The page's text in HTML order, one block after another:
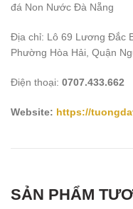
đá Non Nước Đà Nẵng
Địa chỉ: Lô 69 Lương Đắc
Phường Hòa Hải, Quận
Điện thoại: 0707.433.662
Website: https://
SẢN PHẨM